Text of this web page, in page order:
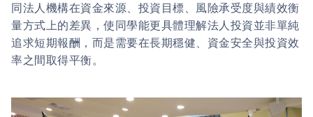
同法人機構在資金來源、投資目標、風險承受度與績效衡
量方式上的差異，使同學能更具體理解法人投資並非單純
追求短期報酬，而是需要在長期穩健、資金安全與投資效
率之間取得平衡。